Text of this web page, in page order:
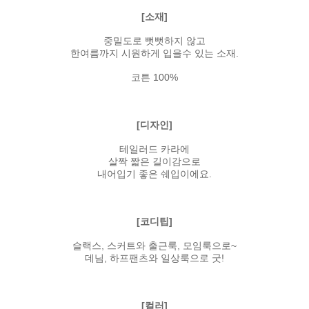
[소재]
중밀도로 뻣뻣하지 않고
한여름까지 시원하게 입을수 있는 소재.
코튼 100%
[디자인]
테일러드 카라에
살짝 짧은 길이감으로
내어입기 좋은 쉐입이에요.
[코디팁]
슬랙스, 스커트와 출근룩, 모임룩으로~
데님, 하프팬츠와 일상룩으로 굿!
[컬러]